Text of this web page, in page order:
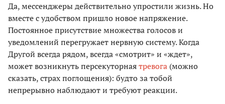
Да, мессенджеры действительно упростили жизнь. Но
вместе с удобством пришло новое напряжение.
Постоянное присутствие множества голосов и
уведомлений перегружает нервную систему. Когда
Другой всегда рядом, всегда «смотрит» и «ждет»,
может возникнуть персекуторнаятревога (можно
сказать, страх поглощения): будто за тобой
непрерывно наблюдают и требуют реакции.